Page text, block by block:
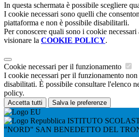
In questa schermata è possibile scegliere
I cookie necessari sono quelli che
piattaforma e non è possibile disabilitarli.
Per conoscere quali sono i cookie
visionare la COOKIE POLICY.
Cookie necessari per il funzionamento
I cookie necessari per il funzionamento non
disabilitati. È possibile consultare l'elenco
policy.
Accetta tutti Salva le preferenze
ISTITUTO
"NORD" SAN BENEDETTO DEL